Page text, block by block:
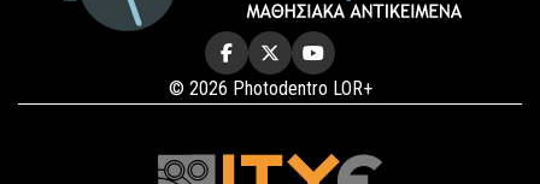
© 2026 Photodentro LOR+